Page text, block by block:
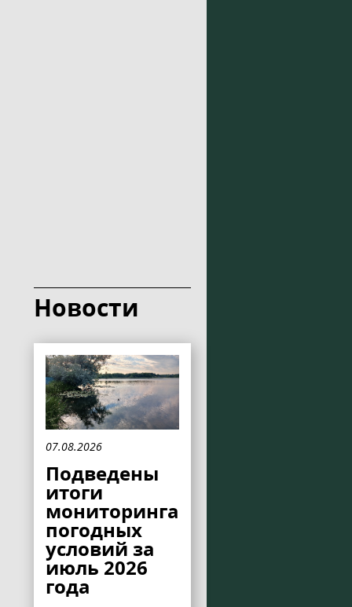
Новости
07.08.2026
Подведены
итоги
мониторинга
погодных
условий за
июль 2026
года